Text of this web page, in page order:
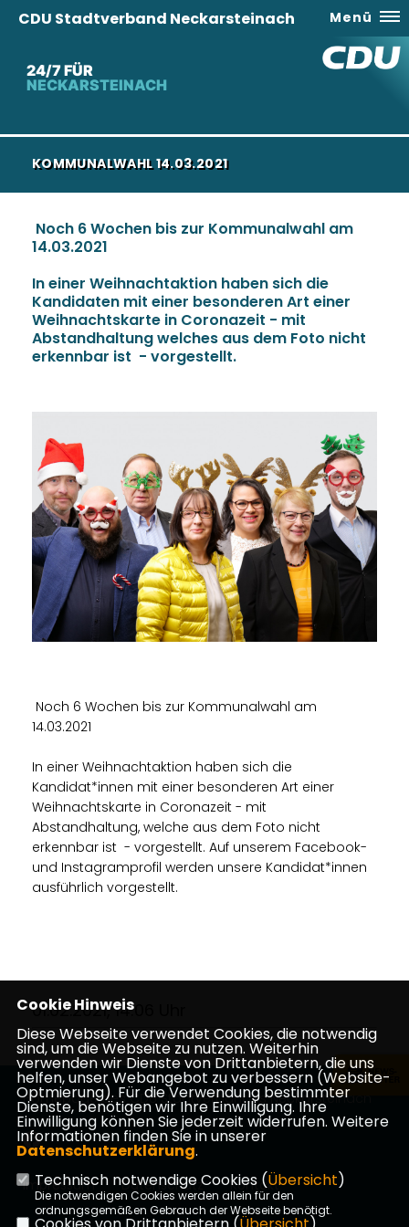
24/7 FÜR
NECKARSTEINACH
CDU Stadtverband Neckarsteinach Menü
KOMMUNALWAHL 14.03.2021
Noch 6 Wochen bis zur Kommunalwahl am
14.03.2021
In einer Weihnachtaktion haben sich die
Kandidaten mit einer besonderen Art einer
Weihnachtskarte in Coronazeit - mit
Abstandhaltung welches aus dem Foto nicht
erkennbar ist - vorgestellt.
Noch 6 Wochen bis zur Kommunalwahl am
14.03.2021
In einer Weihnachtaktion haben sich die
Kandidat*innen mit einer besonderen Art einer
Weihnachtskarte in Coronazeit - mit
Abstandhaltung, welche aus dem Foto nicht
erkennbar ist - vorgestellt. Auf unserem Facebook-
und Instagramprofil werden unsere Kandidat*innen
ausführlich vorgestellt.
01.02.2021, 14:06 Uhr
Homepage des CDU Stadtverbandes Neckarsteinach
Impressum Datenschutz Kontakt
Cookie Hinweis
Diese Webseite verwendet Cookies, die notwendig
sind, um die Webseite zu nutzen. Weiterhin
verwenden wir Dienste von Drittanbietern, die uns
helfen, unser Webangebot zu verbessern (Website-
Optmierung). Für die Verwendung bestimmter
Dienste, benötigen wir Ihre Einwilligung. Ihre
Einwilligung können Sie jederzeit widerrufen. Weitere
Informationen finden Sie in unserer
Datenschutzerklärung.
Technisch notwendige Cookies (Übersicht)
Die notwendigen Cookies werden allein für den
ordnungsgemäßen Gebrauch der Webseite benötigt.